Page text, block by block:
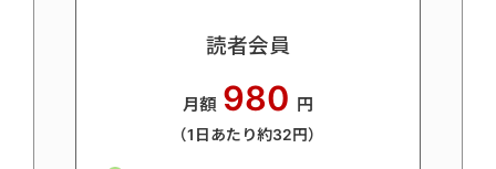
読者会員
月額 980 円
（1日あたり約32円）